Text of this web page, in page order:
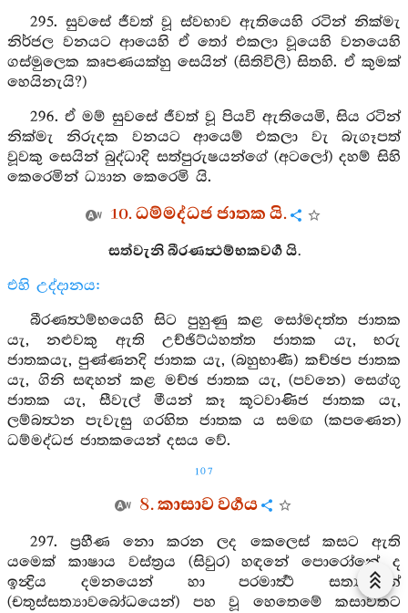
295. සුවසේ ජීවත් වූ ස්වභාව ඇතියෙහි රටින් නික්මැ
නිර්ජල වනයට ආයෙහි ඒ තෝ එකලා වූයෙහි වනයෙහි
ගස්මුලෙක කෘපණයක්හු සෙයින් (සිතිවිලි) සිතහි. ඒ කුමක්
හෙයිනැයි?)
296. ඒ මම් සුවසේ ජීවත් වූ පියවි ඇතියෙමි, සිය රටින්
නික්මැ නිරුදක වනයට ආයෙම් එකලා වැ බැගෑපත්
වූවකු සෙයින් බුද්ධාදි සත්පුරුෂයන්ගේ (අටලෝ) දහම් සිහි
කෙරෙමින් ධ්‍යාන කෙරෙමි යි.
10. ධම්මද්ධජ ජාතක යි.
සත්වැනි බීරණත්‍ථම්භකවර්‍ග යි.
එහි උද්දානය:
බීරණත්‍ථම්භයෙහි සිට පුහුණු කළ සෝමදත්ත ජාතක
යැ, නළුවකු ඇති උච්ඡිට්ඨහත්ත ජාතක යැ, භරු
ජාතකයැ, පුණ්ණනදි ජාතක යැ, (බහුභාණී) කච්ඡප ජාතක
යැ, ගිනි සඳහන් කළ මච්ඡ ජාතක යැ, (පවනෙ) සෙග්ගු
ජාතක යැ, සීවැල් මීයන් කෑ කූටවාණිජ ජාතක යැ,
ලම්බත්‍ථන පැවැසු ගරහිත ජාතක ය සමඟ (කපණෙන)
ධම්මද්ධජ ජාතකයෙන් දසය වේ.
107
8. කාසාව වර්‍ගය
297. ප්‍රහීණ නො කරන ලද කෙලෙස් කසට ඇති
යමෙක් කාෂාය වස්ත්‍රය (සිවුර) හඳනේ පොරෝනේ ද
ඉන්‍ද්‍රිය දමනයෙන් හා පරමාර්‍ත්‍ථ සත්‍යයෙන්
(චතුස්සත්‍යාවබෝධයෙන්) පහ වූ හෙතෙමේ කසාවතට